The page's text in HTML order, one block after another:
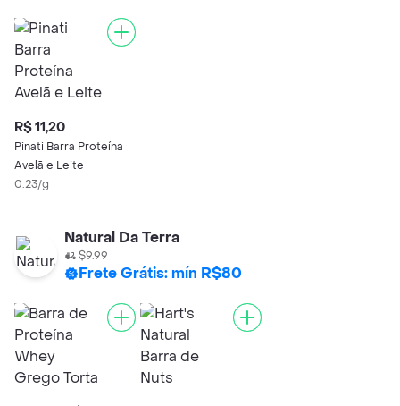
R$ 11,20
Pinati Barra Proteína
Avelã e Leite
0.23/g
Natural Da Terra
$9.99
Frete Grátis: mín R$80